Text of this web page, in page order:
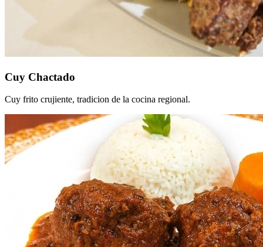
Cuy Chactado
Cuy frito crujiente, tradicion de la cocina regional.